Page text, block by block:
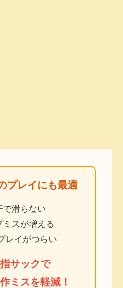
プレイにも最適
で滑らない
ミスが増える
レイがつらい
サックで
ミスを軽減！